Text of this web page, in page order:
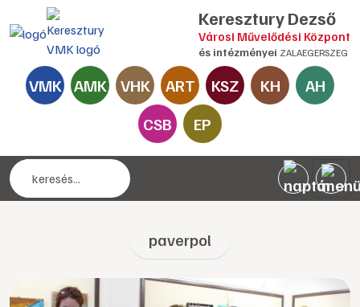
Keresztury Dezső
Városi Művelődési Központ
és intézményei ZALAEGERSZEG
VMK AMK VHK ART KSZ KH
AH
CSB
EP
paverpol